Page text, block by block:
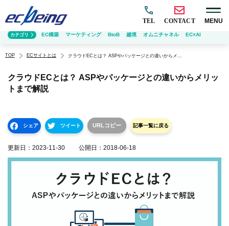
TEL CONTACT MENU
TOP ECサイトとは クラウドECとは？ ASPやパッケージとの違いからメリットまで解説
クラウドECとは？ ASPやパッケージとの違いからメリッ
トまで解説
シェア ツイート URLコピー 記事一覧に戻る
更新日： 2023-11-30 公開日： 2018-06-18
カテゴリ EC構築 マーケティング BtoB 越境 オムニチャネル EC×AI